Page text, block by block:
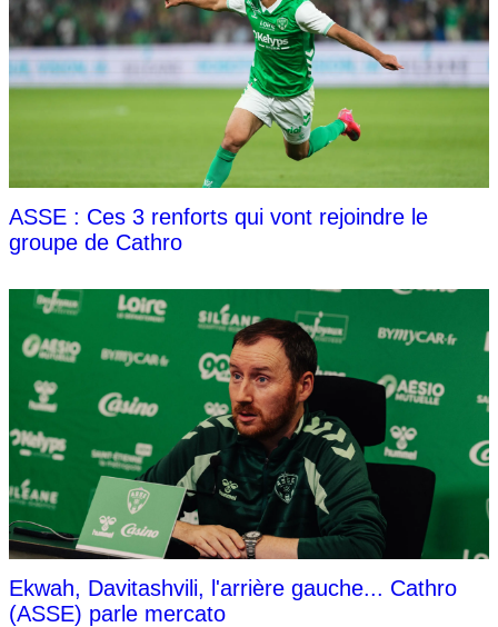
ASSE : Ces 3 renforts qui vont rejoindre le
groupe de Cathro
Ekwah, Davitashvili, l'arrière gauche... Cathro
(ASSE) parle mercato